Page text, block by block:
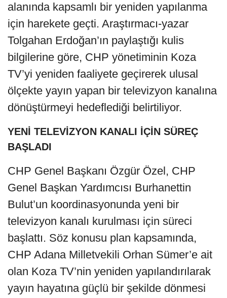
alanında kapsamlı bir yeniden yapılanma
için harekete geçti. Araştırmacı-yazar
Tolgahan Erdoğan’ın paylaştığı kulis
bilgilerine göre, CHP yönetiminin Koza
TV’yi yeniden faaliyete geçirerek ulusal
ölçekte yayın yapan bir televizyon kanalına
dönüştürmeyi hedeflediği belirtiliyor.
YENİ TELEVİZYON KANALI İÇİN SÜREÇ
BAŞLADI
CHP Genel Başkanı Özgür Özel, CHP
Genel Başkan Yardımcısı Burhanettin
Bulut’un koordinasyonunda yeni bir
televizyon kanalı kurulması için süreci
başlattı. Söz konusu plan kapsamında,
CHP Adana Milletvekili Orhan Sümer’e ait
olan Koza TV’nin yeniden yapılandırılarak
yayın hayatına güçlü bir şekilde dönmesi